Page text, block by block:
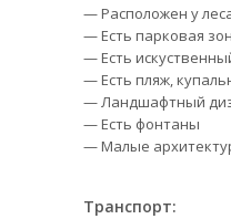
— Расположен у
— Есть парковая
— Есть
— Есть пляж,
— Ландшафтный
— Есть фонтаны
— Малые
Транспорт: